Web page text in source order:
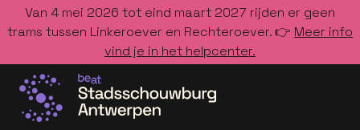
Van 4 mei 2026 tot eind maart 2027 rijden er geen
trams tussen Linkeroever en Rechteroever. 👉 Meer info
vind je in het helpcenter.